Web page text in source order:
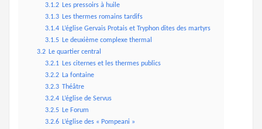
3.1.2 Les pressoirs à huile
3.1.3 Les thermes romains tardifs
3.1.4 L’église Gervais Protais et Tryphon dites des martyrs
3.1.5 Le deuxième complexe thermal
3.2 Le quartier central
3.2.1 Les citernes et les thermes publics
3.2.2 La fontaine
3.2.3 Théâtre
3.2.4 L’église de Servus
3.2.5 Le Forum
3.2.6 L’église des « Pompeani »